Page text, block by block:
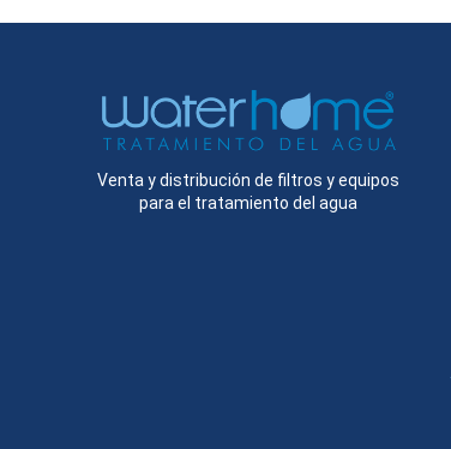
Venta y distribución de filtros y equipos
para el tratamiento del agua